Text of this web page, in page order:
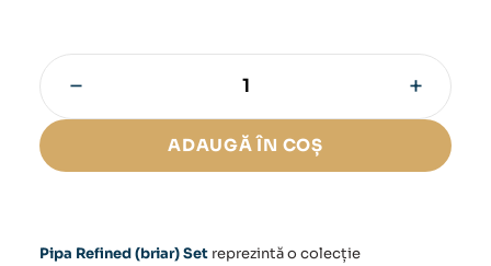
Set
(briar)
− +
ADAUGĂ ÎN COȘ
Pipa Refined (briar) Set reprezintă o colecție